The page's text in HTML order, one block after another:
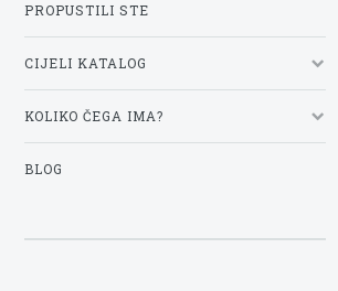
PROPUSTILI STE
CIJELI KATALOG
KOLIKO ČEGA IMA?
BLOG